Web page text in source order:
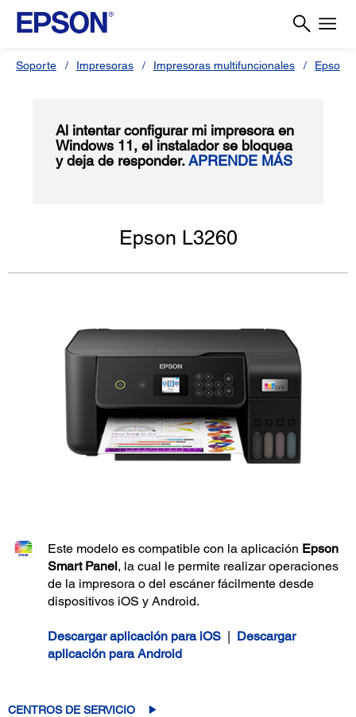
Soporte Impresoras Impresoras multifuncionales Epson L
Al intentar configurar mi impresora en
Windows 11, el instalador se bloquea
y deja de responder.APRENDE MÁS
Epson L3260
Este modelo es compatible con la aplicación Epson
Smart Panel, la cual le permite realizar operaciones
de la impresora o del escáner fácilmente desde
dispositivos iOS y Android.
Descargar aplicación para iOS | Descargar
aplicación para Android
CENTROS DE SERVICIO